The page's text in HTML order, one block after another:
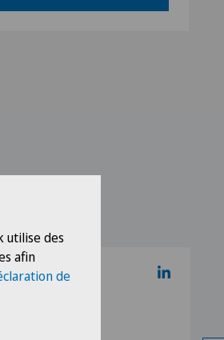
utilise des
afin
de